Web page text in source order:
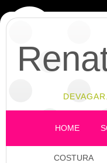
HOME
COSTURA